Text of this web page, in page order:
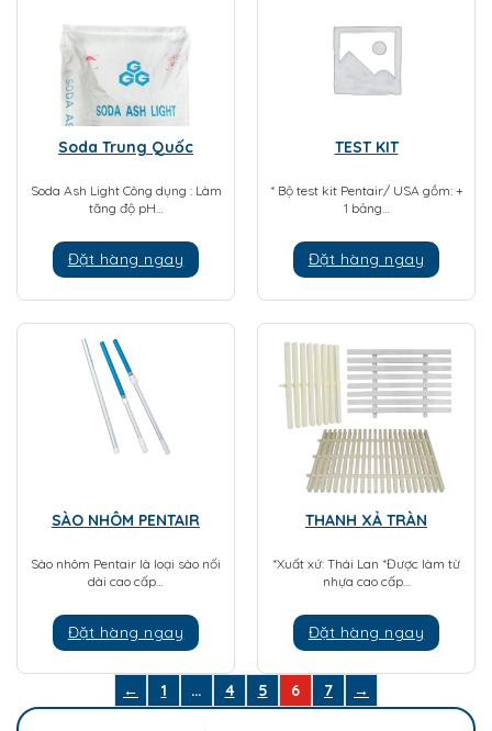
Soda Trung Quốc
Soda Ash Light Công dụng : Làm
tăng độ pH…
Đặt hàng ngay
TEST KIT
* Bộ test kit Pentair/ USA gồm: +
1 bảng…
Đặt hàng ngay
SÀO NHÔM PENTAIR
Sào nhôm Pentair là loại sào nối
dài cao cấp…
Đặt hàng ngay
THANH XẢ TRÀN
*Xuất xứ: Thái Lan *Được làm từ
nhựa cao cấp…
Đặt hàng ngay
← 1 … 4 5 6 7 →